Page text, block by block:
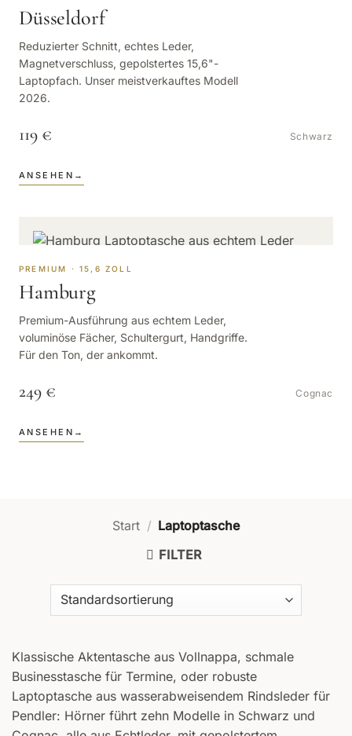
Düsseldorf
Reduzierter Schnitt, echtes Leder,
Magnetverschluss, gepolstertes 15,6"-
Laptopfach. Unser meistverkauftes Modell
2026.
119 € Schwarz
ANSEHEN →
PREMIUM · 15,6 ZOLL
Hamburg
Premium-Ausführung aus echtem Leder,
voluminöse Fächer, Schultergurt, Handgriffe.
Für den Ton, der ankommt.
249 € Cognac
ANSEHEN →
Start / Laptoptasche
FILTER
Klassische Aktentasche aus Vollnappa, schmale
Businesstasche für Termine, oder robuste
Laptoptasche aus wasserabweisendem Rindsleder für
Pendler: Hörner führt zehn Modelle in Schwarz und